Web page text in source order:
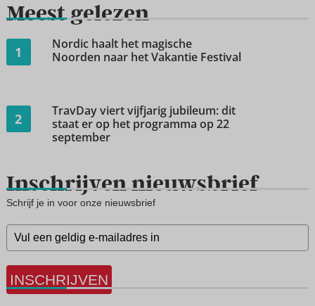
Meest gelezen
1
Nordic haalt het magische
Noorden naar het Vakantie Festival
2
TravDay viert vijfjarig jubileum: dit
staat er op het programma op 22
september
Inschrijven nieuwsbrief
Schrijf je in voor onze nieuwsbrief
INSCHRIJVEN